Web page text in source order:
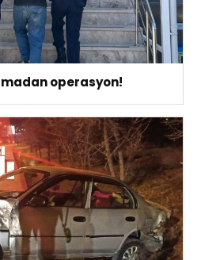
operasyon!